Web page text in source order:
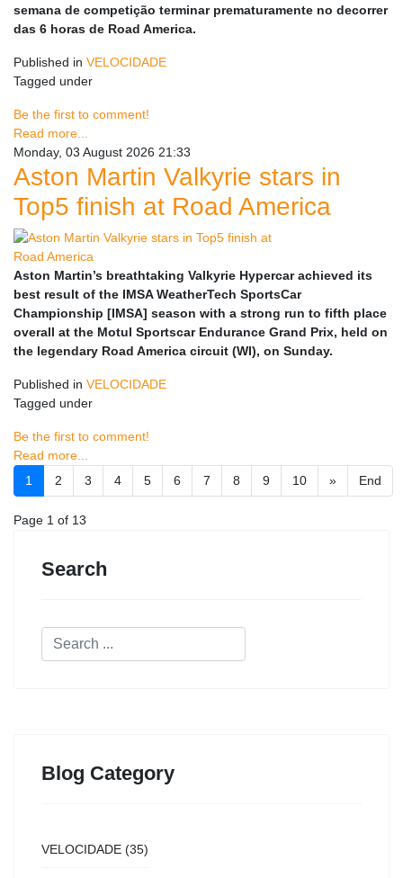
semana de competição terminar prematuramente no decorrer
das 6 horas de Road America.
Published in VELOCIDADE
Tagged under
Be the first to comment!
Read more...
Monday, 03 August 2026 21:33
Aston Martin Valkyrie stars in
Top5 finish at Road America
Aston Martin’s breathtaking Valkyrie Hypercar achieved its
best result of the IMSA WeatherTech SportsCar
Championship [IMSA] season with a strong run to fifth place
overall at the Motul Sportscar Endurance Grand Prix, held on
the legendary Road America circuit (WI), on Sunday.
Published in VELOCIDADE
Tagged under
Be the first to comment!
Read more...
1
2 3 4 5 6 7 8 9 10 » End
Page 1 of 13
Search
Blog Category
VELOCIDADE (35)